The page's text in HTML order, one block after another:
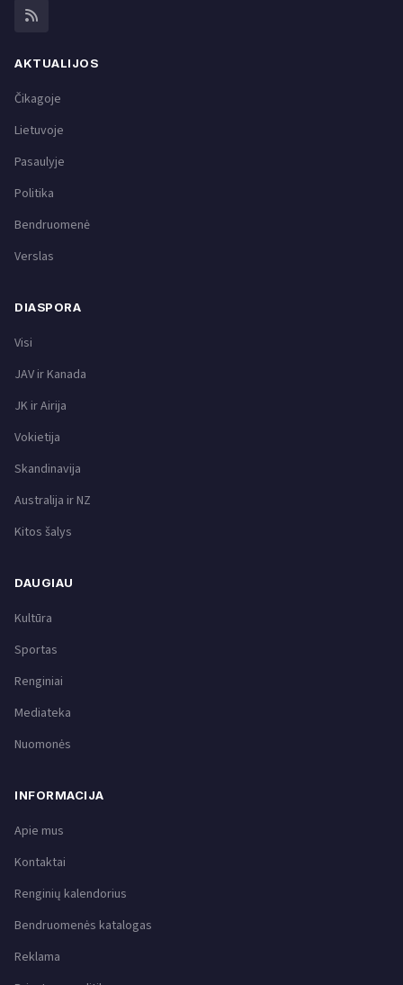
AKTUALIJOS
Čikagoje
Lietuvoje
Pasaulyje
Politika
Bendruomenė
Verslas
DIASPORA
Visi
JAV ir Kanada
JK ir Airija
Vokietija
Skandinavija
Australija ir NZ
Kitos šalys
DAUGIAU
Kultūra
Sportas
Renginiai
Mediateka
Nuomonės
INFORMACIJA
Apie mus
Kontaktai
Renginių kalendorius
Bendruomenės katalogas
Reklama